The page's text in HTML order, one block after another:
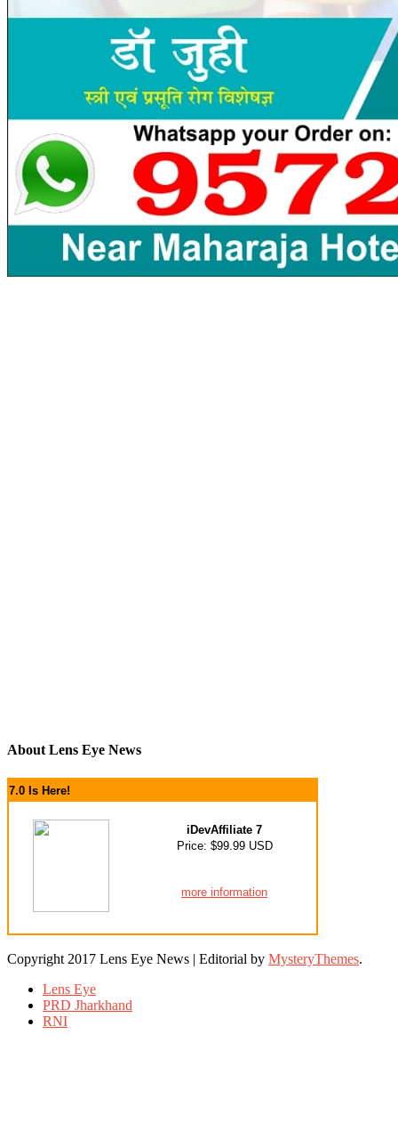
About Lens Eye News
7.0 Is Here!
iDevAffiliate 7
Price: $99.99 USD
more information
Copyright 2017 Lens Eye News | Editorial by MysteryThemes.
Lens Eye
PRD Jharkhand
RNI